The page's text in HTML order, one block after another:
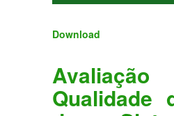
Download
Qualidade